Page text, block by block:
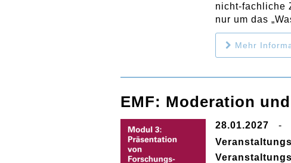
nicht-fachliche
nur um das
Mehr
EMF: Moderation
28.01.2027 -